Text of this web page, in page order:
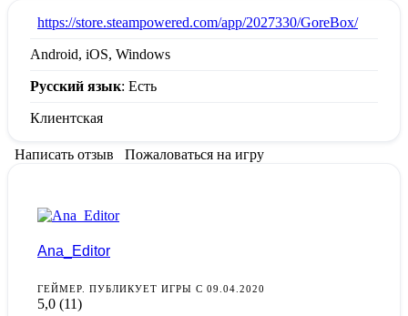
https://store.steampowered.com/app/2027330/GoreBox/
Android, iOS, Windows
Русский язык: Есть
Клиентская
Написать отзыв Пожаловаться на игру
Ana_Editor
ГЕЙМЕР. ПУБЛИКУЕТ ИГРЫ С 09.04.2020
5,0 (11)